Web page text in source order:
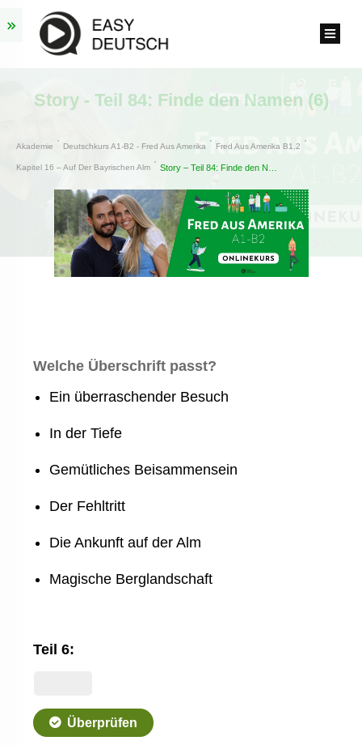
Story - Teil 84: Finde den Namen (6)
Akademie Deutschkurs A1-B2 - Fred Aus Amerika Fred Aus Amerika B1.2
Kapitel 16 – Auf Der Bayrischen Alm
Welche Überschrift passt?
Ein überraschender Besuch
In der Tiefe
Gemütliches Beisammensein
Der Fehltritt
Die Ankunft auf der Alm
Magische Berglandschaft